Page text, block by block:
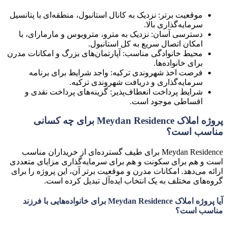
موقعیت برتر: نزدیک به کانال استانبول، منطقه‌ای با پتانسیل
سرمایه‌گذاری بالا.
دسترسی آسان: نزدیک به مترو، متروبوس و مارمارای، با
امکان اتصال سریع به کل استانبول.
محیط خانوادگی مناسب: آپارتمان‌های بزرگ و امکانات مدرن
برای خانواده‌ها.
فرصت اخذ شهروندی ترکیه: واجد شرایط برای برنامه
سرمایه‌گذاری و دریافت شهروندی ترکیه.
شرایط پرداخت انعطاف‌پذیر: گزینه‌های پرداخت نقدی و
اقساطی موجود است.
پروژه املاک Meydan Residence برای چه کسانی
مناسب است؟
Meydan Residence برای طیف گسترده‌ای از خریداران مناسب
است و هم برای سکونت و هم برای سرمایه‌گذاری مزایای متعددی
ارائه می‌دهد. امکانات مدرن و موقعیت برتر آن، این پروژه را برای
گروه‌های مختلف به یک انتخاب ایده‌آل تبدیل کرده است.
آیا پروژه املاک Meydan Residence برای خانواده‌هایی با فرزند
مناسب است؟